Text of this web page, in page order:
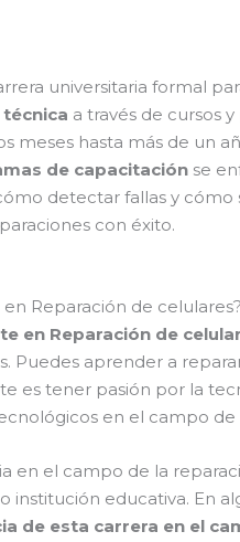
universitaria formal
a través de cursos
meses hasta más de un
de capacitación se
detectar fallas y
con éxito.
Reparación de celulares?
en Reparación de
aprender a
es tener pasión por la
en el campo de
en el campo de la
institución educativa. En
de esta carrera en el